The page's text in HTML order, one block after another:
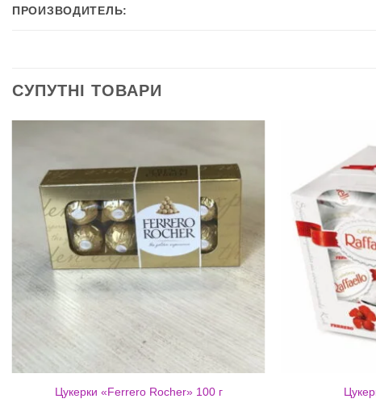
ПРОИЗВОДИТЕЛЬ:
СУПУТНІ ТОВАРИ
Цукерки «Ferrero Rocher» 100 г